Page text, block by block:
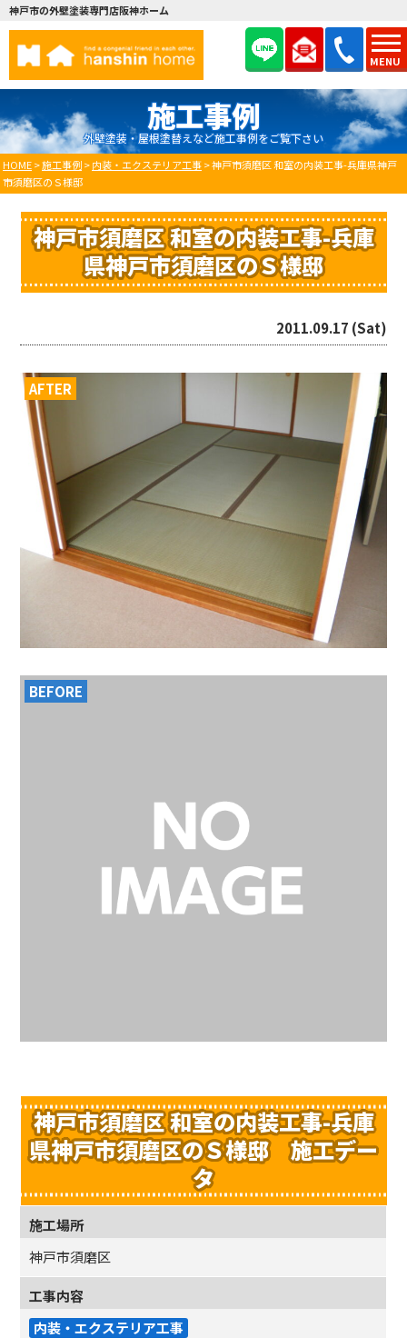
MENU
神戸市の外壁塗装専門店阪神ホーム
施工事例
外壁塗装・屋根塗替えなど施工事例をご覧下さい
HOME>施工事例>内装・エクステリア工事>神戸市須磨区 和室の内装工事-兵庫県神戸
市須磨区のＳ様邸
神戸市須磨区 和室の内装工事-兵庫
県神戸市須磨区のＳ様邸
2011.09.17 (Sat)
AFTER
BEFORE
神戸市須磨区 和室の内装工事-兵庫
県神戸市須磨区のＳ様邸 施工デー
タ
施工場所
神戸市須磨区
工事内容
内装・エクステリア工事